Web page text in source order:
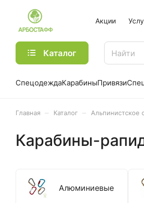
Акции
Каталог
СпецодеждаКарабиныПривязи
Главная Каталог Альпинистское
Карабины-
Алюминиевые